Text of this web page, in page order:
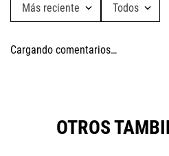
Más reciente Todos
Cargando comentarios…
OTROS